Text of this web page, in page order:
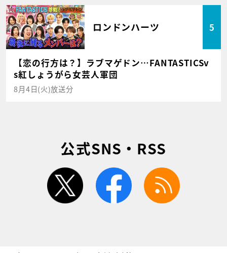
ロンドンハーツ 5
【恋の行方は？】ラブマゲドン…FANTASTICSv
s紅しょうがら女芸人軍団
8月4日(火)放送分
公式SNS・RSS
twitter facebook